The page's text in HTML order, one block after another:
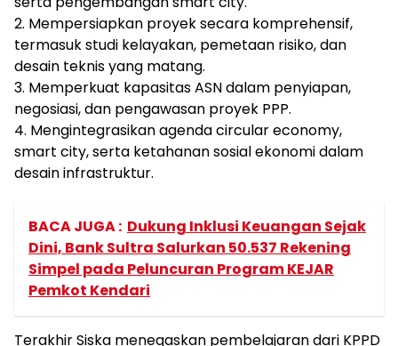
2. Mempersiapkan proyek secara komprehensif,
termasuk studi kelayakan, pemetaan risiko, dan
desain teknis yang matang.
3. Memperkuat kapasitas ASN dalam penyiapan,
negosiasi, dan pengawasan proyek PPP.
4. Mengintegrasikan agenda circular economy,
smart city, serta ketahanan sosial ekonomi dalam
desain infrastruktur.
BACA JUGA : Dukung Inklusi Keuangan Sejak
Dini, Bank Sultra Salurkan 50.537 Rekening
Simpel pada Peluncuran Program KEJAR
Pemkot Kendari
Terakhir Siska menegaskan pembelajaran dari KPPD